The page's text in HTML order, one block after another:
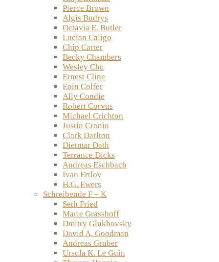
Pierce Brown
Algis Budrys
Octavia E. Butler
Lucian Caligo
Chip Carter
Becky Chambers
Wesley Chu
Ernest Cline
Eoin Colfer
Ally Condie
Robert Corvus
Michael Crichton
Justin Cronin
Clark Darlton
Dietmar Dath
Terrance Dicks
Andreas Eschbach
Ivan Ertlov
H.G. Ewers
Schreibende F – K
Seth Fried
Marie Grasshoff
Dmitry Glukhovsky
David A. Goodman
Andreas Gruber
Ursula K. Le Guin